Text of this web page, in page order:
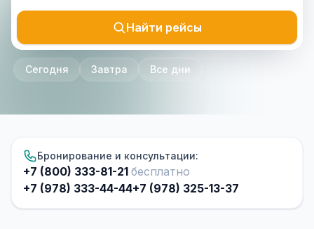
Найти рейсы
Сегодня Завтра Все дни
Бронирование и консультации:
+7 (800) 333-81-21 бесплатно
+7 (978) 333-44-44+7 (978) 325-13-37